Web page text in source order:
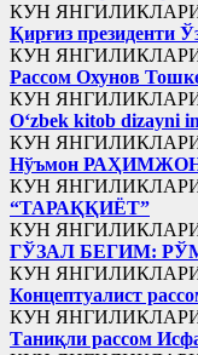
КУН
Қирғиз президенти
КУН
Рассом Охунов
КУН
Oʻzbek kitob dizayni
КУН
Нўъмон
КУН
“ТАРАҚҚИЁТ”
КУН
ГЎЗАЛ БЕГИМ:
КУН
Концептуалист
КУН
Таниқли рассом